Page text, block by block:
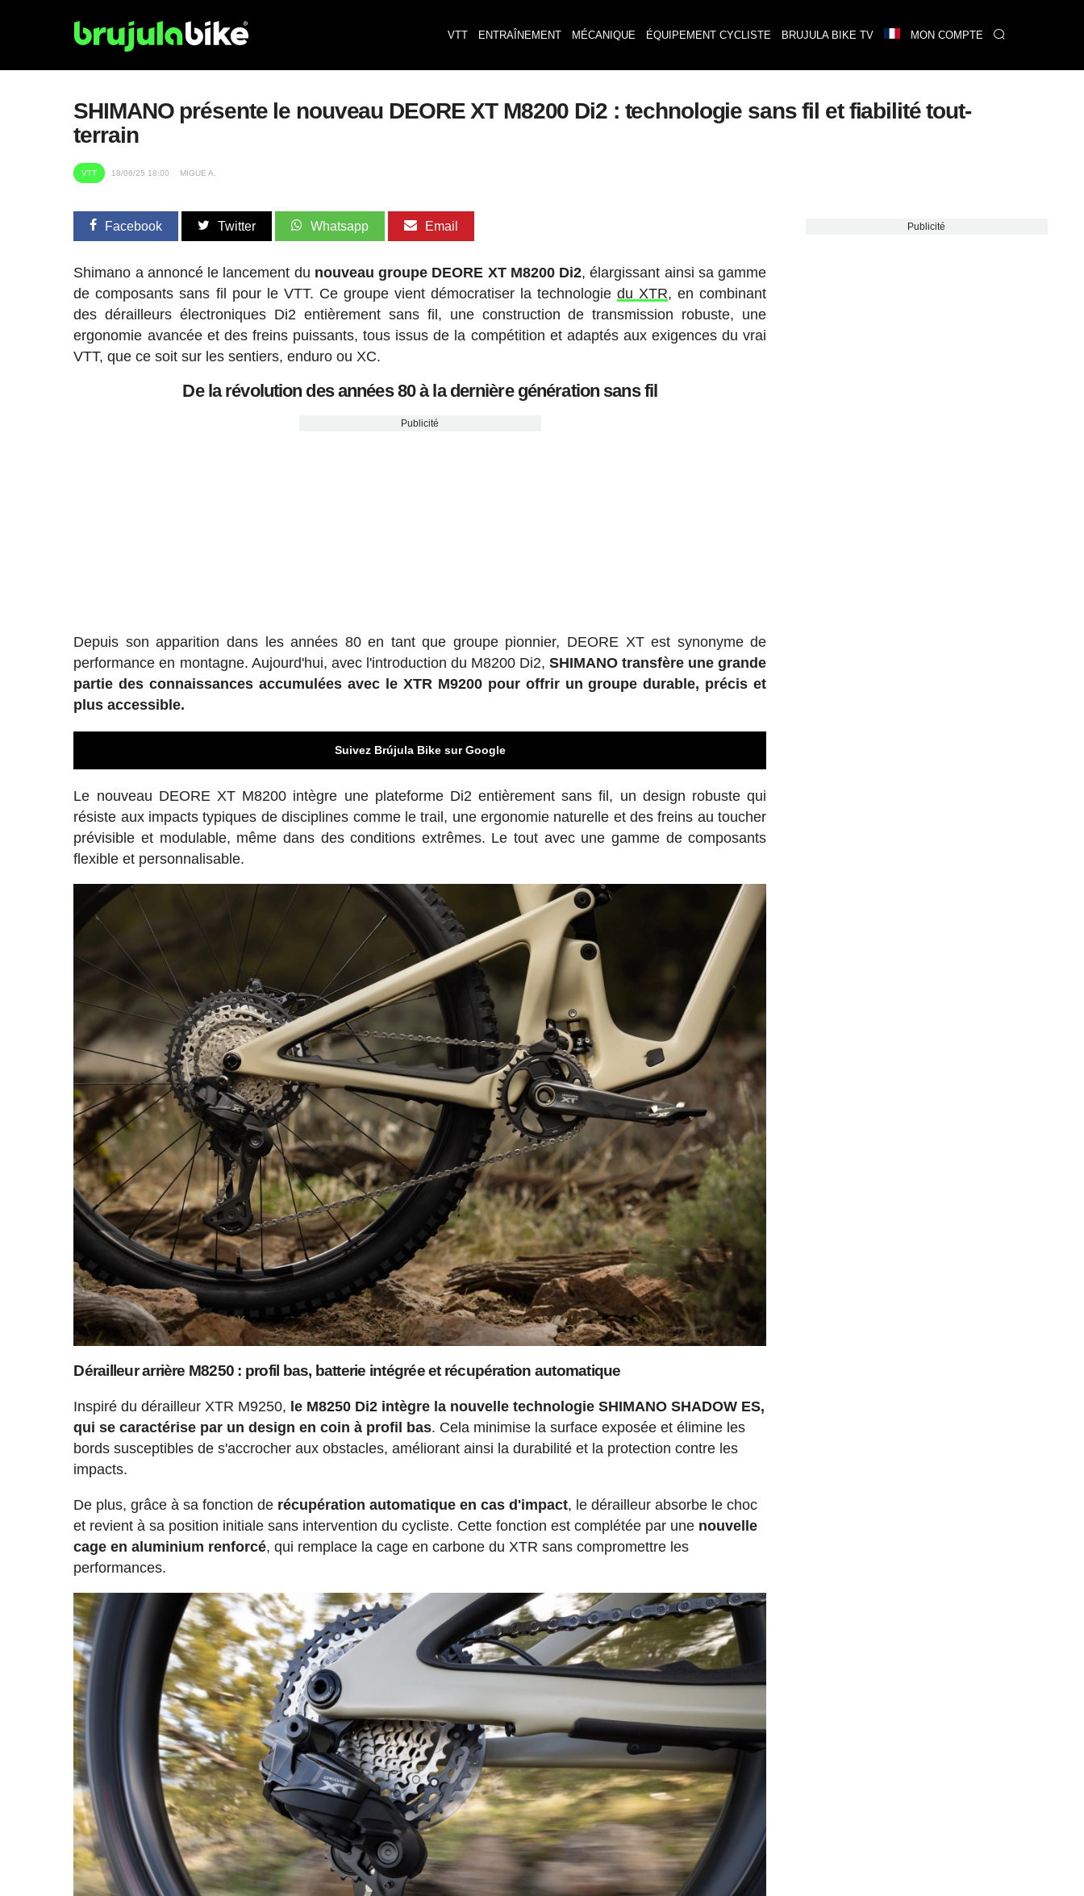
VTT ENTRAÎNEMENT MÉCANIQUE ÉQUIPEMENT CYCLISTE BRUJULA BIKE TV MON COMPTE
SHIMANO présente le nouveau DEORE XT M8200 Di2 : technologie sans fil et fiabilité tout-
terrain
VTT 18/06/25 18:00 MIGUE A.
Facebook Twitter Whatsapp Email
Shimano a annoncé le lancement du nouveau groupe DEORE XT M8200 Di2, élargissant ainsi sa gamme
de composants sans fil pour le VTT. Ce groupe vient démocratiser la technologiedu XTR, en combinant
des dérailleurs électroniques Di2 entièrement sans fil, une construction de transmission robuste, une
ergonomie avancée et des freins puissants, tous issus de la compétition et adaptés aux exigences du vrai
VTT, que ce soit sur les sentiers, enduro ou XC.
De la révolution des années 80 à la dernière génération sans fil
Publicité
Depuis son apparition dans les années 80 en tant que groupe pionnier, DEORE XT est synonyme de
performance en montagne. Aujourd'hui, avec l'introduction du M8200 Di2, SHIMANO transfère une grande
partie des connaissances accumulées avec le XTR M9200 pour offrir un groupe durable, précis et
plus accessible.
Suivez Brújula Bike sur Google
Le nouveau DEORE XT M8200 intègre une plateforme Di2 entièrement sans fil, un design robuste qui
résiste aux impacts typiques de disciplines comme le trail, une ergonomie naturelle et des freins au toucher
prévisible et modulable, même dans des conditions extrêmes. Le tout avec une gamme de composants
flexible et personnalisable.
Dérailleur arrière M8250 : profil bas, batterie intégrée et récupération automatique
Inspiré du dérailleur XTR M9250, le M8250 Di2 intègre la nouvelle technologie SHIMANO SHADOW ES,
qui se caractérise par un design en coin à profil bas. Cela minimise la surface exposée et élimine les
bords susceptibles de s'accrocher aux obstacles, améliorant ainsi la durabilité et la protection contre les
impacts.
De plus, grâce à sa fonction de récupération automatique en cas d'impact, le dérailleur absorbe le choc
et revient à sa position initiale sans intervention du cycliste. Cette fonction est complétée par une nouvelle
cage en aluminium renforcé, qui remplace la cage en carbone du XTR sans compromettre les
performances.
Publicité